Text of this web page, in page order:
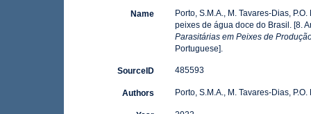
Name
Porto, S.M.A., M. Tavares-Dias,
peixes de água doce do Brasil. [8.
Parasitárias em Peixes de
Portuguese].
SourceID 485593
Authors Porto, S.M.A., M. Tavares-Dias,